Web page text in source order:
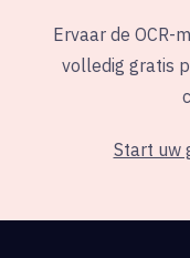
Ervaar de OCR-
volledig gratis
Start uw